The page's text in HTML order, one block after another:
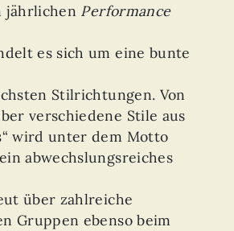
Performance
es sich um eine bunte
Stilrichtungen. Von
verschiedene Stile aus
wird unter dem Motto
abwechslungsreiches
über zahlreiche
Gruppen ebenso beim